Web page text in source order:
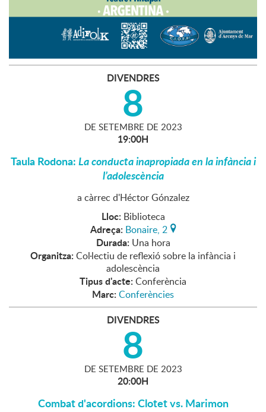
DIVENDRES
8
DE SETEMBRE DE 2023
19:00H
Taula Rodona:La conducta inapropiada en la infància i
l’adolescència
a càrrec d'Héctor Gónzalez
Lloc: Biblioteca
Adreça: Bonaire, 2
Durada: Una hora
Organitza: Col·lectiu de reflexió sobre la infància i
adolescència
Tipus d'acte: Conferència
Marc: Conferències
DIVENDRES
8
DE SETEMBRE DE 2023
20:00H
Combat d'acordions: Clotet vs. Marimon